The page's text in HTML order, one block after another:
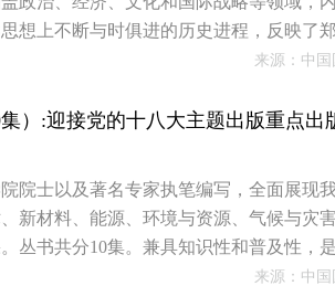
想上不断与时俱进的历史进程，反映了
来源：中
集）:迎接党的十八大主题出版重点
院士以及著名专家执笔编写，全面展现
新材料、能源、环境与资源、气候与灾
丛书共分10集。兼具知识性和普及性，
从中了解到科技在社会发展中起到的实际
来源：中